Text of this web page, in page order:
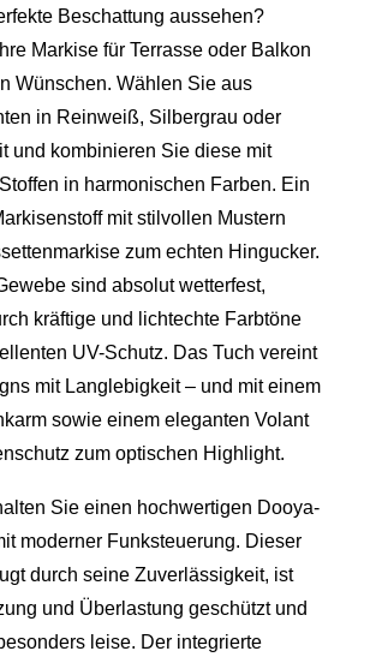
Beschattung aussehen?
Markise für Terrasse oder Balkon
Wünschen. Wählen Sie aus
in Reinweiß, Silbergrau oder
und kombinieren Sie diese mit
in harmonischen Farben. Ein
mit stilvollen Mustern
zum echten Hingucker.
sind absolut wetterfest,
kräftige und lichtechte Farbtöne
UV-Schutz. Das Tuch vereint
mit Langlebigkeit – und mit einem
sowie einem eleganten Volant
zum optischen Highlight.
Sie einen hochwertigen Dooya-
moderner Funksteuerung. Dieser
durch seine Zuverlässigkeit, ist
und Überlastung geschützt und
leise. Der integrierte